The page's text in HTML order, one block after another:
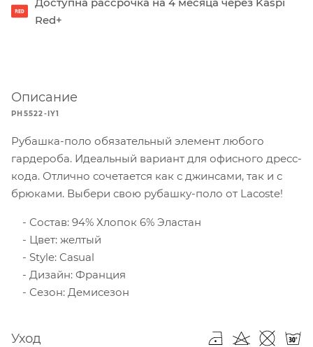
Red+
Описание
PH5522-IY1
Рубашка-поло обязательный элемент любого
гардероба. Идеальный вариант для офисного дресс-
кода. Отлично сочетается как с джинсами, так и с
брюками. Выбери свою рубашку-поло от Lacoste!
Состав: 94% Хлопок 6% Эластан
Цвет: желтый
Style: Casual
Дизайн: Франция
Сезон: Демисезон
Уход